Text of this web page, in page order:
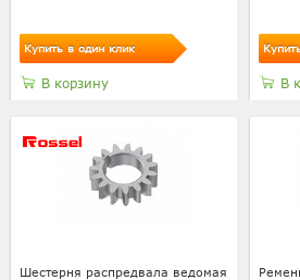
Купить в один клик
В корзину В
Шестерня распредвала ведомая